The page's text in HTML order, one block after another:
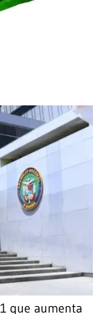
que aumenta